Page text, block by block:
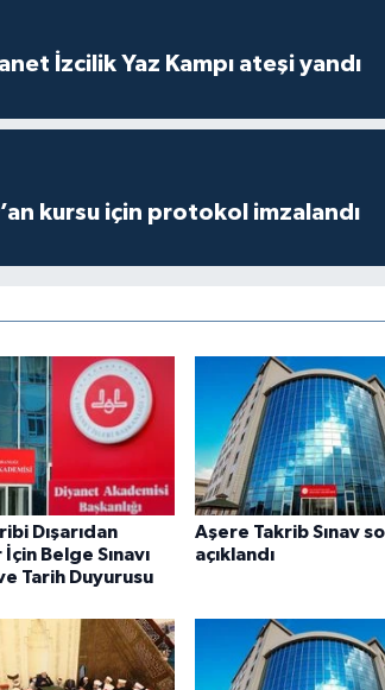
İzcilik Yaz Kampı ateşi yandı
kursu için protokol imzalandı
Dışarıdan
Belge Sınavı
Tarih Duyurusu
Aşere Takrib Sınav
açıklandı